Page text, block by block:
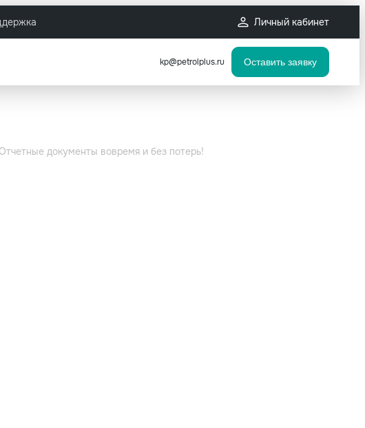
Личный кабинет
kp@petrolplus.ru Оставить заявку
документы вовремя и без потерь!